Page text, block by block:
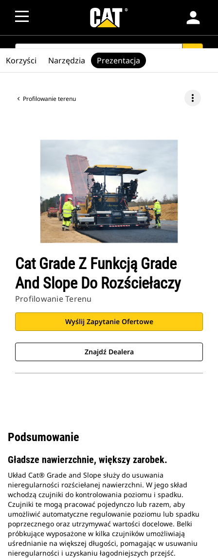
person
SEARCH
Profilowanie terenu more_vert
Cat Grade Z Funkcją Grade
And Slope Do Rozściełaczy
Profilowanie Terenu
Wyślij Zapytanie Ofertowe
Znajdź Dealera
Korzyści Narzędzia Prezentacja
Podsumowanie
Gładsze nawierzchnie, większy zarobek.
Układ Cat® Grade and Slope służy do usuwania
nieregularności rozściełanej nawierzchni. W jego skład
wchodzą czujniki do kontrolowania poziomu i spadku.
Czujniki te mogą pracować pojedynczo lub razem, aby
umożliwić automatyczne regulowanie poziomu lub spadku
poprzecznego oraz utrzymywać wartości docelowe. Belki
próbkujące wyposażone w kilka czujników umożliwiają
uśrednianie na większej długości, pomagając w usuwaniu
nieregularności i uzyskaniu łagodniejszych przejść.